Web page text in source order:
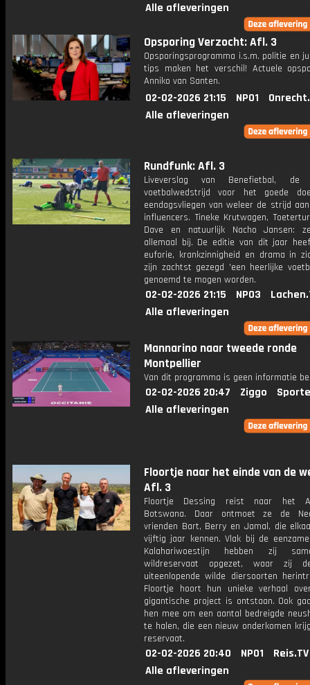
Alle afleveringen
Opsporing Verzocht: Afl. 3
Opsporingsprogramma i.s.m. politie en
tips maken het verschil! Actuele
Anniko van Santen.
02-02-2026 21:15 NPO1
Alle afleveringen
Rundfunk: Afl. 3
Liveverslag van Benefietbal, de
voetbalwedstrijd voor het goede
eendagsvliegen van weleer de strijd
influencers. Tineke Krutwagen,
Dave en natuurlijk Nacho Jansen:
allemaal bij. De editie van dit jaar
euforie, krankzinnigheid en drama in
zijn zachtst gezegd 'een heerlijke
genoemd te mogen worden.
02-02-2026 21:15 NPO3
Alle afleveringen
Mannarino naar tweede ronde
Montpellier
Van dit programma is geen informatie
02-02-2026 20:47 Ziggo
Alle afleveringen
Floortje naar het einde van de
Afl. 3
Floortje Dessing reist naar het
Botswana. Daar ontmoet ze de
vrienden Bart, Berry en Jamal, die
vijftig jaar kennen. Vlak bij de
Kalahariwoestijn hebben zij
wildreservaat opgezet, waar zij
uiteenlopende wilde diersoorten
Floortje hoort hun unieke verhaal
gigantische project is ontstaan. Ook
hen mee om een aantal bedreigde
te halen, die een nieuw onderkomen
reservaat.
02-02-2026 20:40 NPO1
Reis.TV
Alle afleveringen